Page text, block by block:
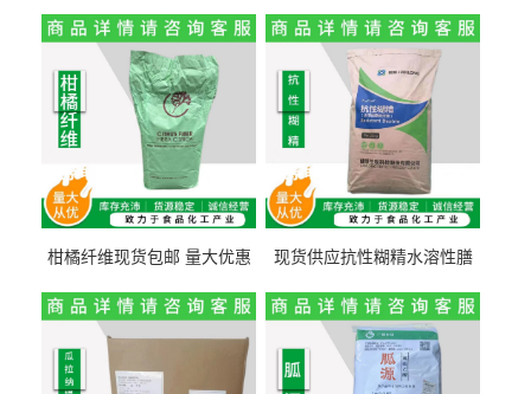
柑橘纤维现货包邮 量大优惠
现货供应抗性糊精水溶性膳
量1kg包邮